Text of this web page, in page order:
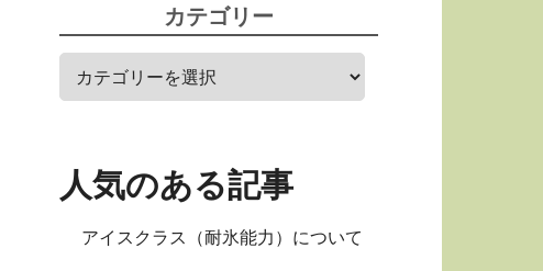
カテゴリー
カ
人気のある記事
アイスクラス（耐氷能力）について